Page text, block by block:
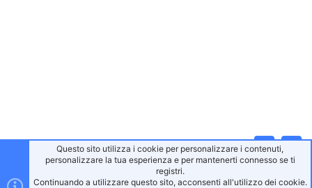
Alto
Questo sito utilizza i cookie per personalizzare i contenuti,
personalizzare la tua esperienza e per mantenerti connesso se ti
registri.
Continuando a utilizzare questo sito, acconsenti all'utilizzo dei cookie.